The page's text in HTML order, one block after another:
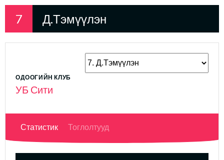
7 Д.Тэмүүлэн
ОДООГИЙН КЛУБ
УБ Сити
Статистик Тоглолтууд